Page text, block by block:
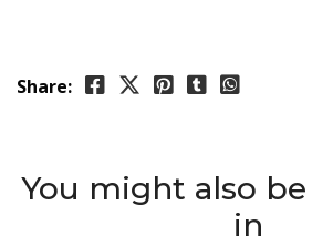
Share:
You might also
in